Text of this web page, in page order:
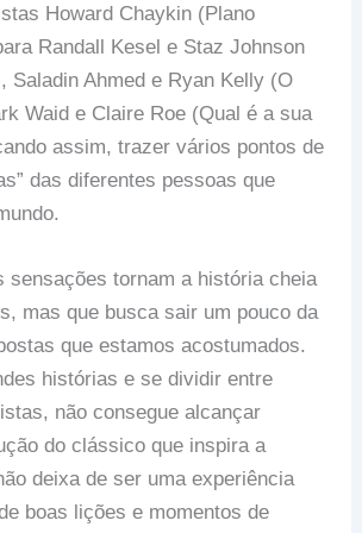
Howard Chaykin (Plano
Randall Kesel e Staz Johnson
Saladin Ahmed e Ryan Kelly (O
Waid e Claire Roe (Qual é a sua
assim, trazer vários pontos de
das diferentes pessoas que
sensações tornam a história cheia
mas que busca sair um pouco da
que estamos acostumados.
histórias e se dividir entre
não consegue alcançar
do clássico que inspira a
deixa de ser uma experiência
boas lições e momentos de